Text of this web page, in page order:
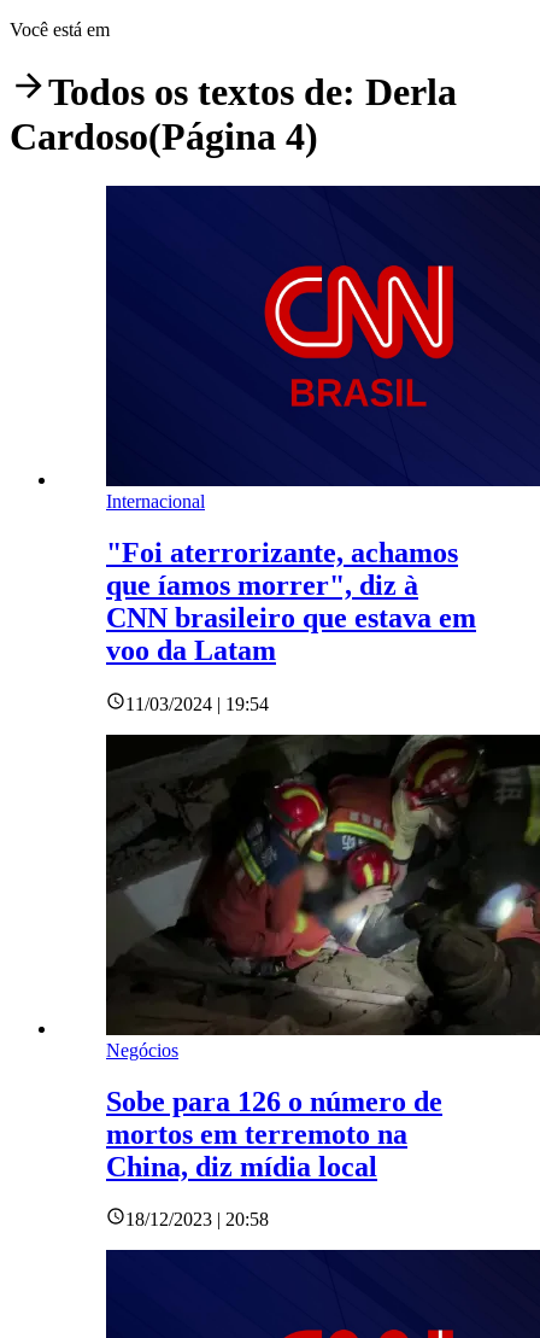
Você está em
Todos os textos de: Derla
Cardoso(Página 4)
Internacional
"Foi aterrorizante, achamos
que íamos morrer", diz à
CNN brasileiro que estava em
voo da Latam
11/03/2024 | 19:54
Negócios
Sobe para 126 o número de
mortos em terremoto na
China, diz mídia local
18/12/2023 | 20:58